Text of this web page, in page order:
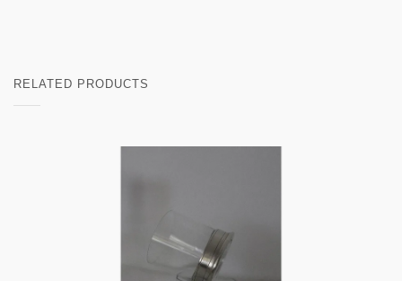
RELATED PRODUCTS